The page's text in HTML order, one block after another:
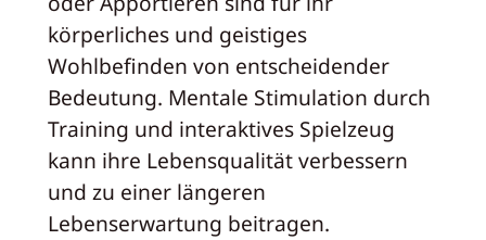
körperliches und geistiges
Wohlbefinden von entscheidender
Bedeutung. Mentale Stimulation durch
Training und interaktives Spielzeug
kann ihre Lebensqualität verbessern
und zu einer längeren
Lebenserwartung beitragen.